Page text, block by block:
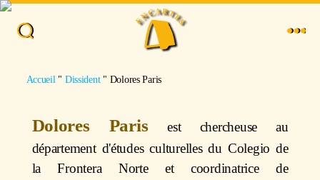
Accueil " Dissident" Dolores Paris
Dolores Parisest chercheuse au
département d'études culturelles du Colegio de
la Frontera Norte et coordinatrice de